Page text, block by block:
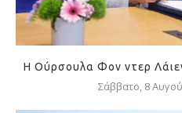
Η Ούρσουλα Φον ντερ Λάιεν
Σάββατο, 8